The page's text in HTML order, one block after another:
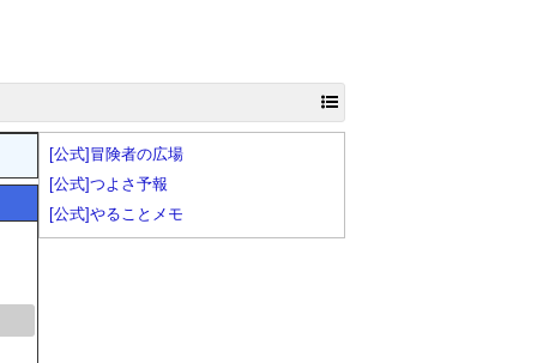
[公式]冒険者の広場
[公式]つよさ予報
[公式]やることメモ